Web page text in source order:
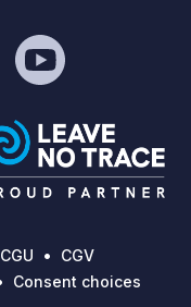
14:00
pausa
CGU
CGV
Consent choices